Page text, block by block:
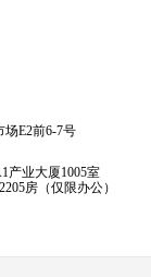
E2前6-7号
产业大厦1005室
房（仅限办公）